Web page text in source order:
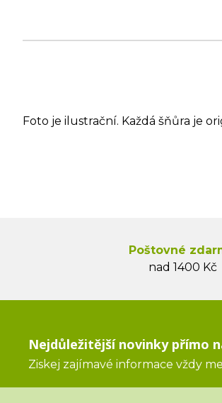
Foto je ilustrační. Každá šňůra je
Poštovné
nad 1400 Kč
Nejdůležitější novinky přímo
Ziskej zajímavé informace vždy